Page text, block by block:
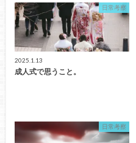
日常考察
2025.1.13
成人式で思うこと。
日常考察